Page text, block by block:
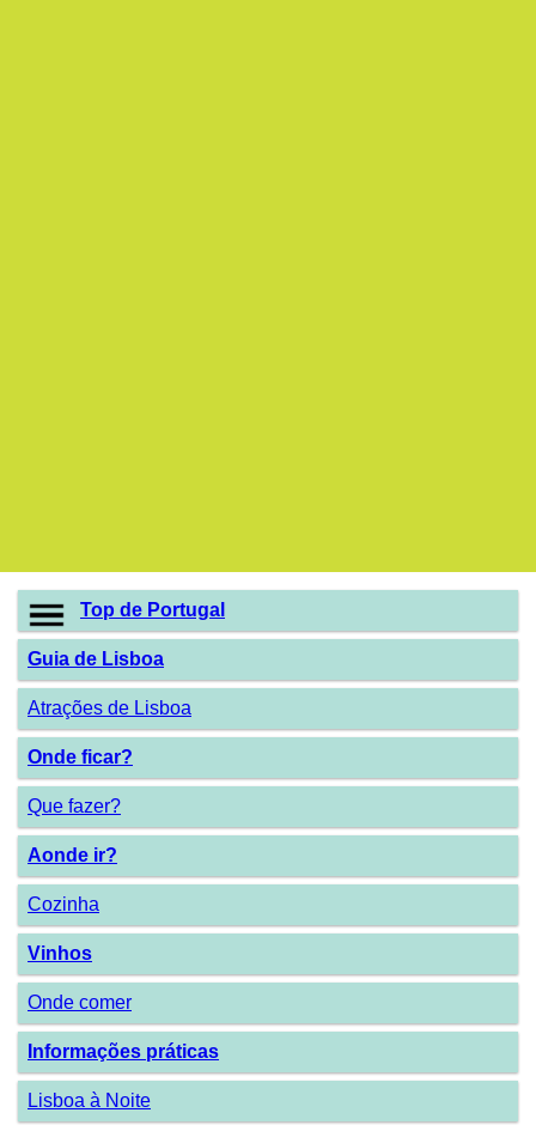
Top de Portugal
Guia de Lisboa
Atrações de Lisboa
Onde ficar?
Que fazer?
Aonde ir?
Cozinha
Vinhos
Onde comer
Informações práticas
Lisboa à Noite